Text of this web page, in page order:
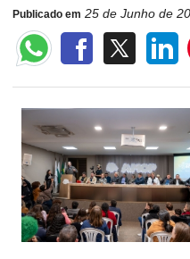
Publicado em 25 de Junho de